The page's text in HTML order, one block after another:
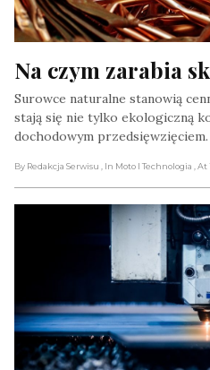
Na czym zarabia
Surowce naturalne stanowią
stają się nie tylko ekologiczną
dochodowym przedsięwzięciem.
By Redakcja Serwisu , In Moto I Technologia ,